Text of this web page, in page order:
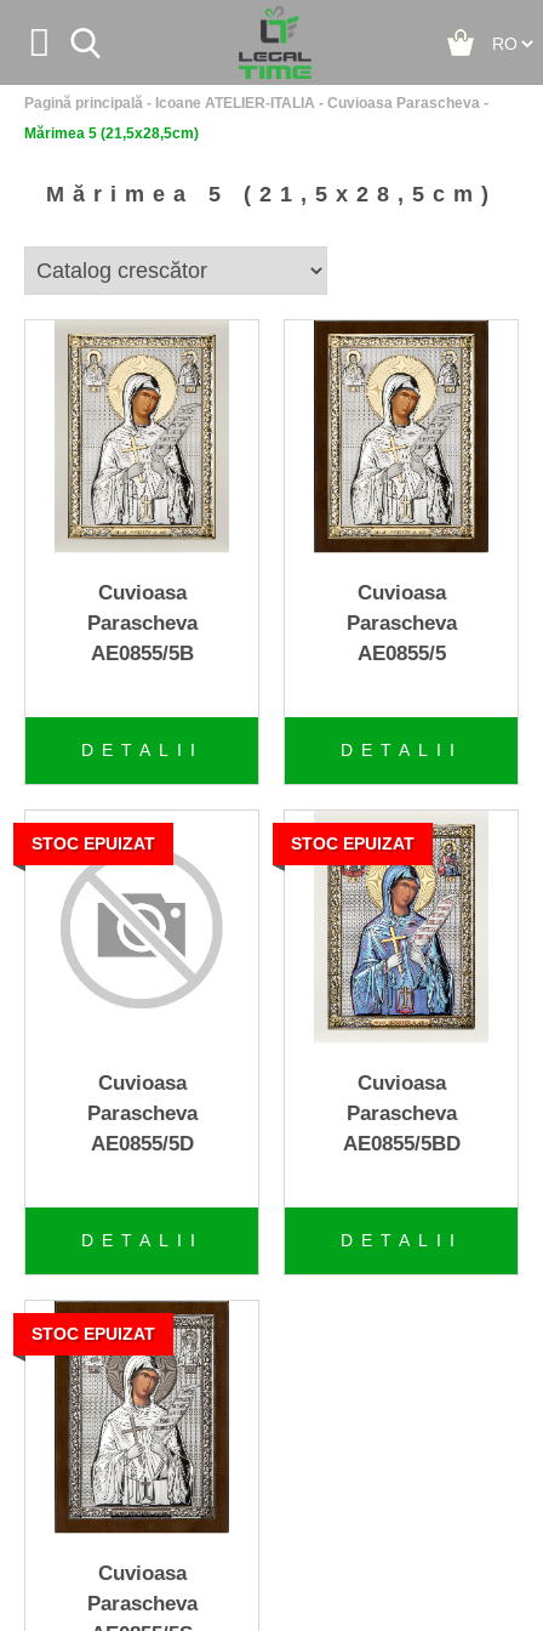


Acasă
Noutăţi
Icoane ATELIER-ITALIA
Icoane - Colectia ICONIC
Icoane - Colectia CUORE
ICOANE-Colectia VETRO-
icoane din sticla
CRUCIFIXE ITALIA
Crystal Bohemia
New Le Monde - Italy
+MURANO ITALY
Seturi de porcelan
Portofele de piele
Rama foto argintata
Lumânări Parfumate
Seturi cu accesorii de vin
Statuete
Casete bijuterii
Cadouri Damă
Cadouri Bărbaţi
Suport de sticlă - metal
Aromatherapy - Odorizant
Pagină principală - Icoane ATELIER-ITALIA - Cuvioasa Parascheva -
Mărimea 5 (21,5x28,5cm)
Mărimea 5 (21,5x28,5cm)
Cuvioasa
Parascheva
AE0855/5B
DETALII
Cuvioasa
Parascheva
AE0855/5
DETALII
STOC EPUIZAT
Cuvioasa
Parascheva
AE0855/5D
DETALII
STOC EPUIZAT
Cuvioasa
Parascheva
AE0855/5BD
DETALII
STOC EPUIZAT
Cuvioasa
Parascheva